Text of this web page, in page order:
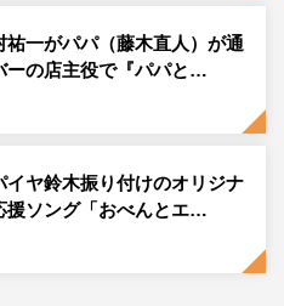
皆さんは、残り1日あると思
することを祈っています。あ
コメントし、盛大な拍手の
まれた。
ついて「お父さん役なのに
いお茶目な役で、みんなか
この作品が面白くなっている
祐一がパパ（藤木直人）が通
ーの店主役で『パパと…
イヤ鈴木振り付けのオリジナ
援ソング「おべんとエ…